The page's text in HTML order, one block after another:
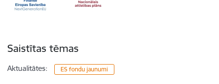
Saistītas tēmas
Aktualitātes: ES fondu jaunumi